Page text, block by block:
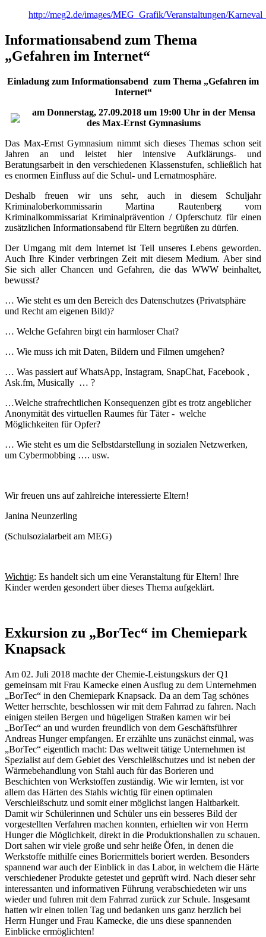
http://meg2.de/images/MEG_Grafik/Veranstaltungen/
Informationsabend zum Thema
„Gefahren im Internet“
Einladung zum Informationsabend zum Thema „Gefahren im
Internet“
am Donnerstag, 27.09.2018 um 19:00 Uhr in der Mensa
des Max-Ernst Gymnasiums
Das Max-Ernst Gymnasium nimmt sich dieses Themas schon seit
Jahren an und leistet hier intensive Aufklärungs- und
Beratungsarbeit in den verschiedenen Klassenstufen, schließlich hat
es enormen Einfluss auf die Schul- und Lernatmosphäre.
Deshalb freuen wir uns sehr, auch in diesem Schuljahr
Kriminaloberkommissarin Martina Rautenberg vom
Kriminalkommissariat Kriminalprävention / Opferschutz für einen
zusätzlichen Informationsabend für Eltern begrüßen zu dürfen.
Der Umgang mit dem Internet ist Teil unseres Lebens geworden.
Auch Ihre Kinder verbringen Zeit mit diesem Medium. Aber sind
Sie sich aller Chancen und Gefahren, die das WWW beinhaltet,
bewusst?
… Wie steht es um den Bereich des Datenschutzes (Privatsphäre
und Recht am eigenen Bild)?
… Welche Gefahren birgt ein harmloser Chat?
… Wie muss ich mit Daten, Bildern und Filmen umgehen?
… Was passiert auf WhatsApp, Instagram, SnapChat, Facebook ,
Ask.fm, Musically … ?
…Welche strafrechtlichen Konsequenzen gibt es trotz angeblicher
Anonymität des virtuellen Raumes für Täter - welche
Möglichkeiten für Opfer?
… Wie steht es um die Selbstdarstellung in sozialen Netzwerken,
um Cybermobbing …. usw.
Wir freuen uns auf zahlreiche interessierte Eltern!
Janina Neunzerling
(Schulsozialarbeit am MEG)
Wichtig: Es handelt sich um eine Veranstaltung für Eltern! Ihre
Kinder werden gesondert über dieses Thema aufgeklärt.
Exkursion zu „BorTec“ im Chemiepark
Knapsack
Am 02. Juli 2018 machte der Chemie-Leistungskurs der Q1
gemeinsam mit Frau Kamecke einen Ausflug zu dem Unternehmen
„BorTec“ in den Chemiepark Knapsack. Da an dem Tag schönes
Wetter herrschte, beschlossen wir mit dem Fahrrad zu fahren. Nach
einigen steilen Bergen und hügeligen Straßen kamen wir bei
„BorTec“ an und wurden freundlich von dem Geschäftsführer
Andreas Hunger empfangen. Er erzählte uns zunächst einmal, was
„BorTec“ eigentlich macht: Das weltweit tätige Unternehmen ist
Spezialist auf dem Gebiet des Verschleißschutzes und ist neben der
Wärmebehandlung von Stahl auch für das Borieren und
Beschichten von Werkstoffen zuständig. Wie wir lernten, ist vor
allem das Härten des Stahls wichtig für einen optimalen
Verschleißschutz und somit einer möglichst langen Haltbarkeit.
Damit wir Schülerinnen und Schüler uns ein besseres Bild der
vorgestellten Verfahren machen konnten, erhielten wir von Herrn
Hunger die Möglichkeit, direkt in die Produktionshallen zu schauen.
Dort sahen wir viele große und sehr heiße Öfen, in denen die
Werkstoffe mithilfe eines Boriermittels boriert werden. Besonders
spannend war auch der Einblick in das Labor, in welchem die Härte
verschiedener Produkte getestet und geprüft wird. Nach dieser sehr
interessanten und informativen Führung verabschiedeten wir uns
wieder und fuhren mit dem Fahrrad zurück zur Schule. Insgesamt
hatten wir einen tollen Tag und bedanken uns ganz herzlich bei
Herrn Hunger und Frau Kamecke, die uns diese spannenden
Einblicke ermöglichten!